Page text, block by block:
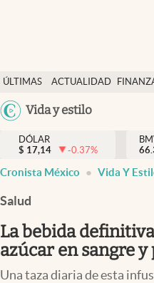
ÚLTIMAS
NOTICIAS
ACTUALIDAD
Vida y estilo
Actualidad
Finanzas y economía
Dólar y mercados
Pc y celular
Vida y estilo
DÓLAR
$ 17,14 -0.37%
Cronista México Vida Y
Salud
La bebida
azúcar en sangre
Una taza diaria de esta